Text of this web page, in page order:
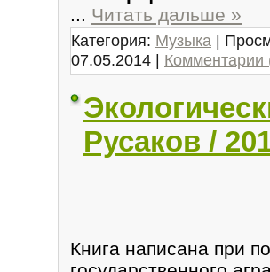
... Читать дальше »
Категория: Музыка |
07.05.2014 | Комментарии
Русаков /
Книга написана при